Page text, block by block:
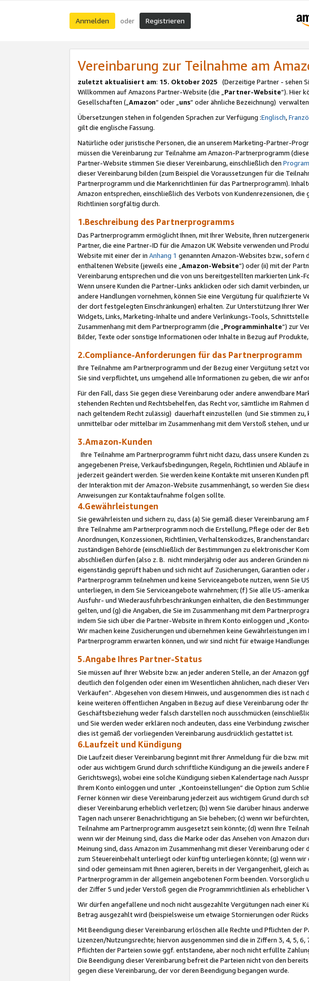
Anmelden oder Registrieren
Vereinbarung zur Teilnahme am
zuletzt aktualisiert am: 15. Oktober 2025 (Derzeitige Partner - sehen
Willkommen auf Amazons Partner-Website (die „Partner-Website“). Hier
Gesellschaften („Amazon“ oder „uns“ oder ähnliche Bezeichnung)
Übersetzungen stehen in folgenden Sprachen zur Verfügung :Englisch,
gilt die englische Fassung.
Natürliche oder juristische Personen, die an unserem Marketing-Partner-
müssen die Vereinbarung zur Teilnahme am Amazon-Partnerprogramm (diese
Partner-Website stimmen Sie dieser Vereinbarung, einschließlich den
dieser Vereinbarung bilden (zum Beispiel die Voraussetzungen für die
Partnerprogramm und die Markenrichtlinien für das Partnerprogramm).
Amazon entsprechen, einschließlich des Verbots von Kundenrezensionen,
Richtlinien sorgfältig durch.
1.Beschreibung des Partnerprogramms
Das Partnerprogramm ermöglicht Ihnen, mit Ihrer Website, Ihren
Partner, die eine Partner-ID für die Amazon UK Website verwenden und
Website mit einer der in Anhang 1 genannten Amazon-Websites bzw., sofern
enthaltenen Website (jeweils eine „ Amazon-Website“) oder (ii) mit der
Vereinbarung entsprechen und die von uns bereitgestellten markierten Link-
Wenn unsere Kunden die Partner-Links anklicken oder sich damit
andere Handlungen vornehmen, können Sie eine Vergütung für qualifizierte
der dort festgelegten Einschränkungen) erhalten. Zur Unterstützung Ihrer
Widgets, Links, Marketing-Inhalte und andere Verlinkungs-Tools,
Zusammenhang mit dem Partnerprogramm (die „ Programminhalte“) zur
Bilder, Texte oder sonstige Informationen oder Inhalte in Bezug auf
2.Compliance-Anforderungen für das Partnerprogramm
Ihre Teilnahme am Partnerprogramm und der Bezug einer Vergütung setzt
Sie sind verpflichtet, uns umgehend alle Informationen zu geben, die wir
Für den Fall, dass Sie gegen diese Vereinbarung oder andere anwendbare
stehenden Rechten und Rechtsbehelfen, das Recht vor, sämtliche im
nach geltendem Recht zulässig) dauerhaft einzustellen (und Sie stimmen
unmittelbar oder mittelbar im Zusammenhang mit dem Verstoß stehen, und
3.Amazon-Kunden
Ihre Teilnahme am Partnerprogramm führt nicht dazu, dass unsere Kunden
angegebenen Preise, Verkaufsbedingungen, Regeln, Richtlinien und
jederzeit geändert werden. Sie werden keine Kontakte mit unseren Kunden
der Interaktion mit der Amazon-Website zusammenhängt, so werden Sie
Anweisungen zur Kontaktaufnahme folgen sollte.
4.Gewährleistungen
Sie gewährleisten und sichern zu, dass (a) Sie gemäß dieser Vereinbarung
Ihre Teilnahme am Partnerprogramm noch die Erstellung, Pflege oder der
Anordnungen, Konzessionen, Richtlinien, Verhaltenskodizes,
zuständigen Behörde (einschließlich der Bestimmungen zu elektronischer
abschließen dürfen (also z. B. nicht minderjährig oder aus anderen Gründen
eigenständig geprüft haben und sich nicht auf Zusicherungen, Garantien
Partnerprogramm teilnehmen und keine Serviceangebote nutzen, wenn Sie
unterliegen, in dem Sie Serviceangebote wahrnehmen; (f) Sie alle US-
Ausfuhr- und Wiederausfuhrbeschränkungen einhalten, die den
gelten, und (g) die Angaben, die Sie im Zusammenhang mit dem
indem Sie sich über die Partner-Website in Ihrem Konto einloggen und
Wir machen keine Zusicherungen und übernehmen keine Gewährleistungen
Partnerprogramm erwarten können, und wir sind nicht für etwaige
5.Angabe Ihres Partner-Status
Sie müssen auf Ihrer Website bzw. an jeder anderen Stelle, an der Amazon
deutlich den folgenden oder einen im Wesentlichen ähnlichen, nach dieser
Verkäufen“. Abgesehen von diesem Hinweis, und ausgenommen dies ist
keine weiteren öffentlichen Angaben in Bezug auf diese Vereinbarung oder
Geschäftsbeziehung weder falsch darstellen noch ausschmücken
und Sie werden weder erklären noch andeuten, dass eine Verbindung
dies ist gemäß der vorliegenden Vereinbarung ausdrücklich gestattet ist.
6.Laufzeit und Kündigung
Die Laufzeit dieser Vereinbarung beginnt mit Ihrer Anmeldung für die bzw.
oder aus wichtigem Grund durch schriftliche Kündigung an die jeweils
Gerichtswegs), wobei eine solche Kündigung sieben Kalendertage nach
Ihrem Konto einloggen und unter „Kontoeinstellungen“ die Option zum
Ferner können wir diese Vereinbarung jederzeit aus wichtigem Grund durch
dieser Vereinbarung erheblich verletzen; (b) wenn Sie darüber hinaus
Tagen nach unserer Benachrichtigung an Sie beheben; (c) wenn wir
Teilnahme am Partnerprogramm ausgesetzt sein könnte; (d) wenn Ihre
wenn wir der Meinung sind, dass die Marke oder das Ansehen von Amazon
Meinung sind, dass Amazon im Zusammenhang mit dieser Vereinbarung
zum Steuereinbehalt unterliegt oder künftig unterliegen könnte; (g) wenn wir
sind oder gemeinsam mit Ihnen agieren, bereits in der Vergangenheit, gleich
Partnerprogramm in der allgemein angebotenen Form beenden. Vorsorglich
der Ziffer 5 und jeder Verstoß gegen die Programmrichtlinien als erheblicher
Wir dürfen angefallene und noch nicht ausgezahlte Vergütungen nach einer
Betrag ausgezahlt wird (beispielsweise um etwaige Stornierungen oder
Mit Beendigung dieser Vereinbarung erlöschen alle Rechte und Pflichten der
Lizenzen/Nutzungsrechte; hiervon ausgenommen sind die in Ziffern 3, 4, 5,
Pflichten der Parteien sowie ggf. entstandene, aber noch nicht erfüllte
Die Beendigung dieser Vereinbarung befreit die Parteien nicht von den
gegen diese Vereinbarung, der vor deren Beendigung begangen wurde.